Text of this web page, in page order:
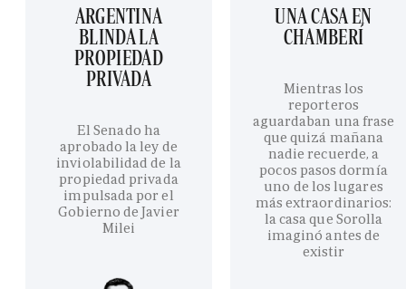
ARGENTINA
BLINDA LA
PROPIEDAD
PRIVADA
El Senado ha
aprobado la ley de
inviolabilidad de la
propiedad privada
impulsada por el
Gobierno de Javier
Milei
UNA CASA EN
CHAMBERÍ
Mientras los
reporteros
aguardaban una frase
que quizá mañana
nadie recuerde, a
pocos pasos dormía
uno de los lugares
más extraordinarios:
la casa que Sorolla
imaginó antes de
existir